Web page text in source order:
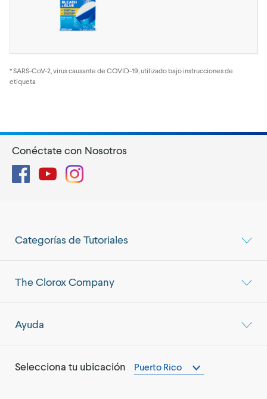
* SARS-CoV-2, virus causante de COVID-19, utilizado bajo instrucciones de
etiqueta
Categorías de Tutoriales
The Clorox Company
Ayuda
Selecciona tu ubicación Puerto Rico
Conéctate con Nosotros
FacebookYouTubeInstagram